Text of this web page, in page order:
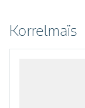
Korrelmaïs